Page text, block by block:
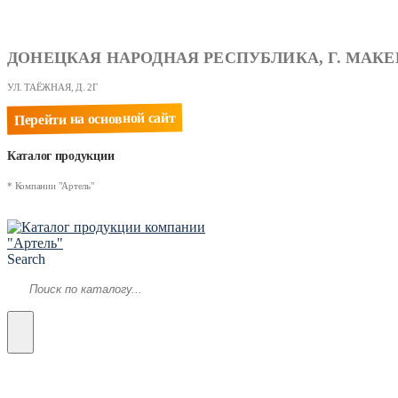
ДОНЕЦКАЯ НАРОДНАЯ РЕСПУБЛИКА, Г.
УЛ. ТАЁЖНАЯ, Д. 2Г
Перейти на основной сайт
Каталог продукции
* Компании "Артель"
Search